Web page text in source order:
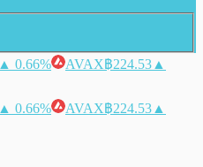
▲ 0.66% AVAX฿224.53 ▲
▲ 0.66% AVAX฿224.53 ▲